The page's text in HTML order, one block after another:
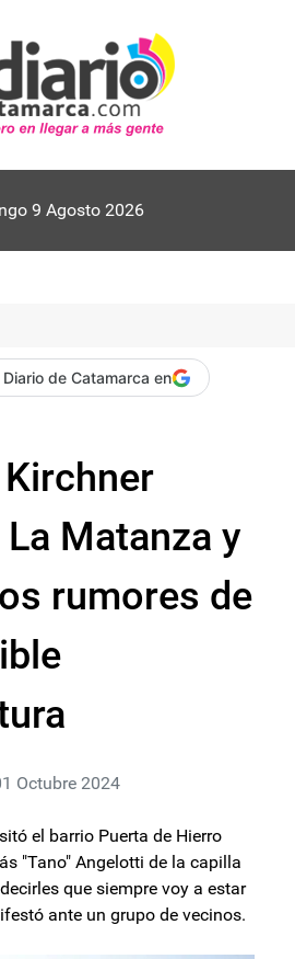
9 Agosto 2026
de Catamarca en
Matanza y
rumores de
Octubre 2024
el barrio Puerta de Hierro
"Tano" Angelotti de la capilla
que siempre voy a estar
ante un grupo de vecinos.